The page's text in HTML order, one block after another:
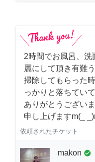
2時間でお風呂、
麗にして頂き有難
掃除してもらった
っかりと落ちてい
ありがとうござい
申し上げますm(_
依頼されたチケット
makon check_circle